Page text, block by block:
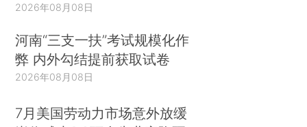
2026年08月08日
河南“三支一扶”考试规模化作
弊 内外勾结提前获取试卷
2026年08月08日
7月美国劳动力市场意外放缓